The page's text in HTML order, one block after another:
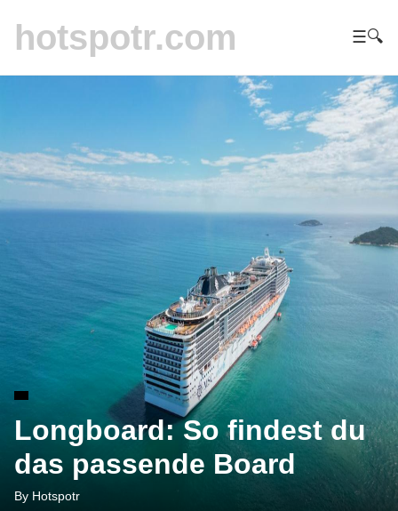
hotspotr.com ☰🔍
Longboard: So findest du
das passende Board
By Hotspotr